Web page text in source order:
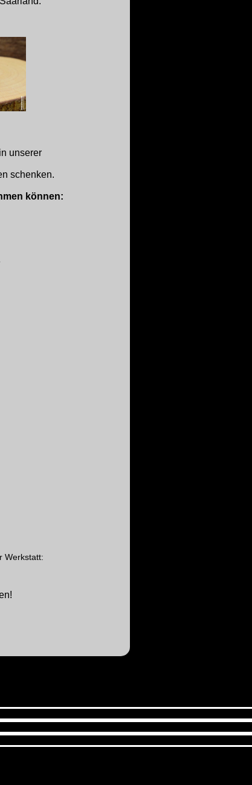
unserer
schenken.
können:
Werkstatt: